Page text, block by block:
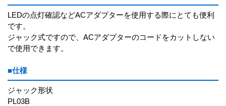
LEDの点灯確認などACアダプターを使用する際にとても便利
です。
ジャック式ですので、ACアダプターのコードをカットしない
で使用できます。
■仕様
ジャック形状
PL03B